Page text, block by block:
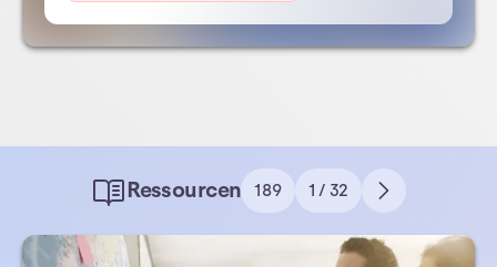
Ressourcen 189 1 / 32